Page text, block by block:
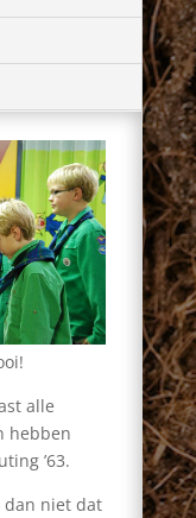
alle
hebben
’63.
dan niet dat